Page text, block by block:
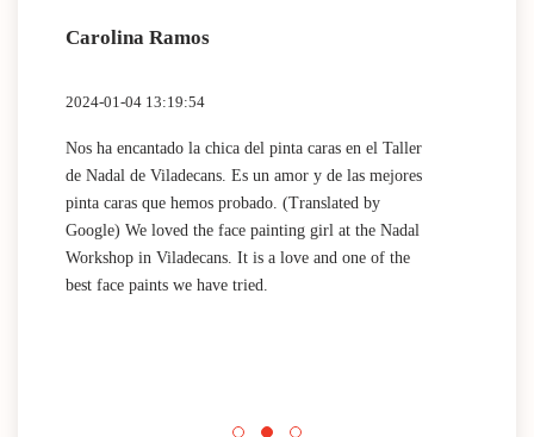
Carolina Ramos
2024-01-04 13:19:54
Nos ha encantado la chica del pinta caras en el Taller
de Nadal de Viladecans. Es un amor y de las mejores
pinta caras que hemos probado. (Translated by
Google) We loved the face painting girl at the Nadal
Workshop in Viladecans. It is a love and one of the
best face paints we have tried.